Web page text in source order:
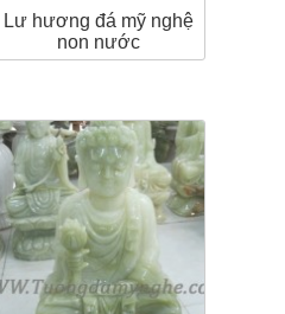
Lư hương đá mỹ nghệ
non nước